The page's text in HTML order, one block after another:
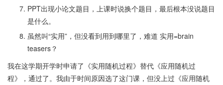
PPT出现小论文题目，上课时说换个题目，最后根本没说题目
是什么。
虽然叫“实用”，但没看到用到哪里了，难道 实用=brain
teasers？
我在这学期开学时申请了《实用随机过程》替代《应用随机过
程》，通过了。我由于时间原因选了这门课，但没上过《应用随机